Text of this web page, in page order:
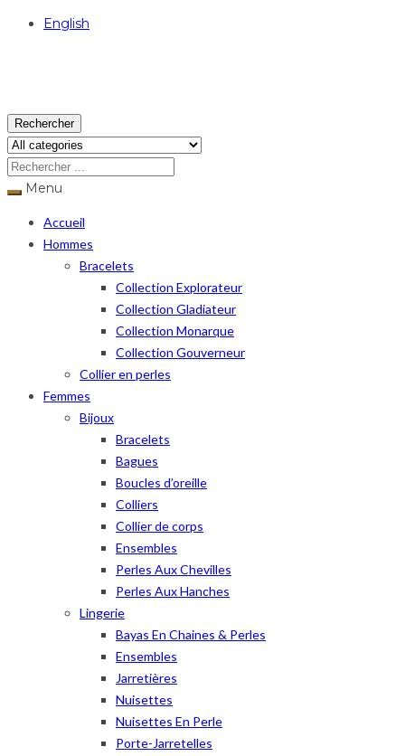
English
Rechercher
Menu
Accueil
Hommes
Bracelets
Collection Explorateur
Collection Gladiateur
Collection Monarque
Collection Gouverneur
Collier en perles
Femmes
Bijoux
Bracelets
Bagues
Boucles d’oreille
Colliers
Collier de corps
Ensembles
Perles Aux Chevilles
Perles Aux Hanches
Lingerie
Bayas En Chaines & Perles
Ensembles
Jarretières
Nuisettes
Nuisettes En Perle
Porte-Jarretelles